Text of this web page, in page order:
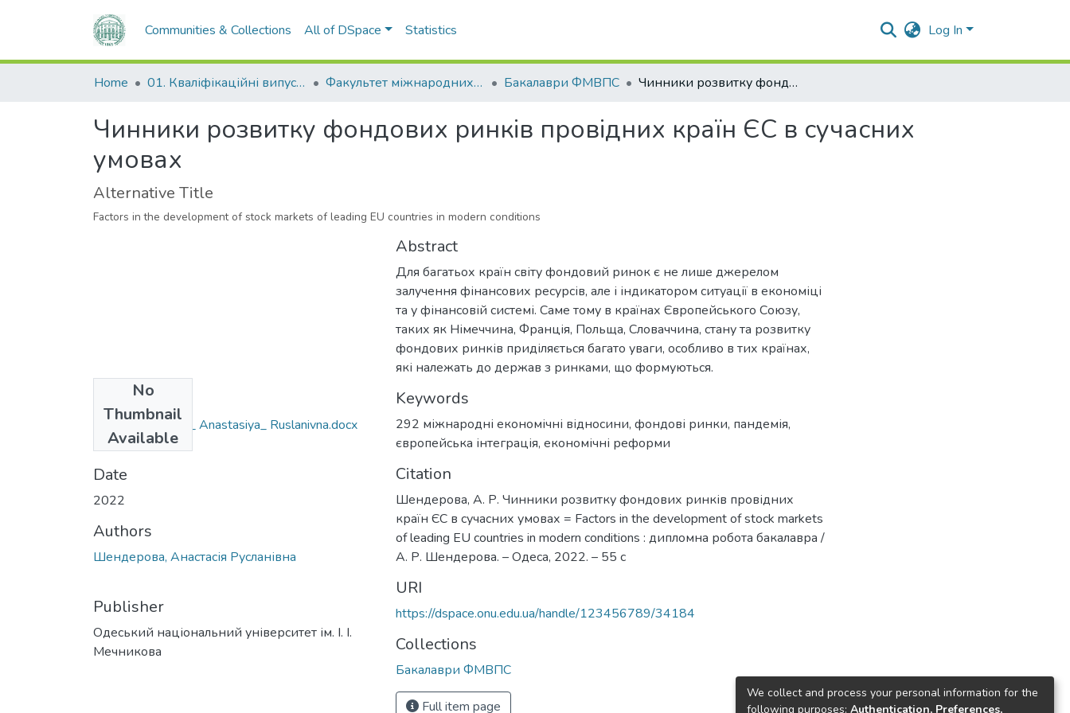
Communities & Collections All of DSpace Statistics Log In
Home 01. Кваліфікаційні випускні роботи здобувачів вищої освіти Факультет міжнародних відносин, політології та соціології Бакалаври ФМВПС Чинники розвитку фондових ринків провідних країн ЄС в сучасних умовах
Чинники розвитку фондових ринків провідних країн ЄС в сучасних
умовах
Alternative Title
Factors in the development of stock markets of leading EU countries in modern conditions
No
Thumbnail
Available
292_Shenderova_ Anastasiya_ Ruslanivna.docx
(240.2 KB)
Date
2022
Authors
Шендерова, Анастасія Русланівна
Publisher
Одеський національний університет ім. І. І.
Мечникова
Abstract
Для багатьох країн світу фондовий ринок є не лише джерелом
залучення фінансових ресурсів, але і індикатором ситуації в економіці
та у фінансовій системі. Саме тому в країнах Європейського Союзу,
таких як Німеччина, Франція, Польща, Словаччина, стану та розвитку
фондових ринків приділяється багато уваги, особливо в тих країнах,
які належать до держав з ринками, що формуються.
Keywords
292 міжнародні економічні відносини, фондові ринки, пандемія,
європейська інтеграція, економічні реформи
Citation
Шендерова, А. Р. Чинники розвитку фондових ринків провідних
країн ЄС в сучасних умовах = Factors in the development of stock markets
of leading EU countries in modern conditions : дипломна робота бакалавра /
А. Р. Шендерова. – Одеса, 2022. – 55 с
URI
https://dspace.onu.edu.ua/handle/123456789/34184
Collections
Бакалаври ФМВПС
Full item page
We collect and process your personal information for the
following purposes: Authentication, Preferences,